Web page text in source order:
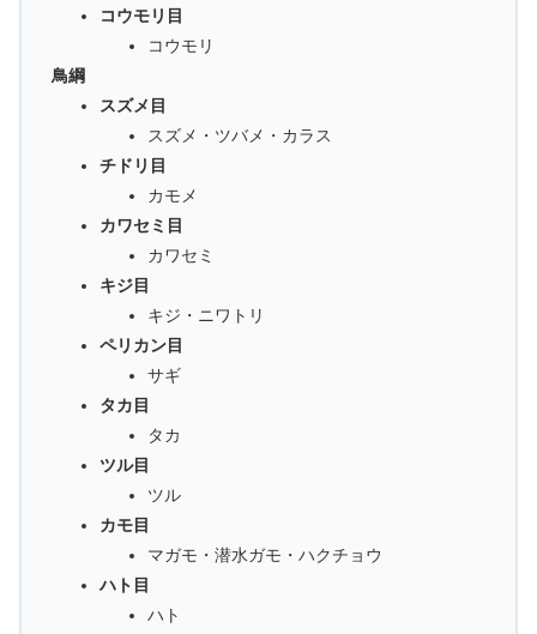
コウモリ目
コウモリ
鳥綱
スズメ目
スズメ・ツバメ・カラス
チドリ目
カモメ
カワセミ目
カワセミ
キジ目
キジ・ニワトリ
ペリカン目
サギ
タカ目
タカ
ツル目
ツル
カモ目
マガモ・潜水ガモ・ハクチョウ
ハト目
ハト